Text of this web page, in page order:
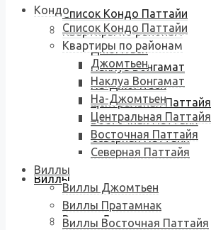
Список Кондо Паттайи
Квартиры по районам
Джомтьен
Наклуа Вонгамат
На-Джомтьен
Центральная Паттайя
Восточная Паттайя
Северная Паттайя
Виллы
Виллы Джомтьен
Кондо
Список Кондо Паттайи
Квартиры по районам
Джомтьен
Наклуа Вонгамат
На-Джомтьен
Центральная Паттайя
Восточная Паттайя
Северная Паттайя
Виллы
Виллы Джомтьен
Виллы Пратамнак
Виллы Восточная Паттайя